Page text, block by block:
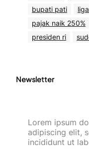
bupati pati
pajak naik 250%
presiden ri
Newsletter
Lorem ipsum
adipiscing elit,
incididunt ut